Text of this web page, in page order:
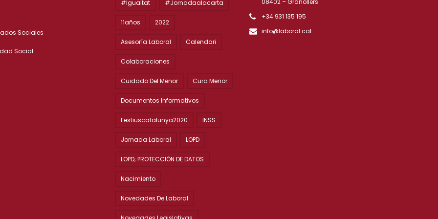
Sociales
Social
#igualtat #jornadaalacarta
11años 2022
Asesoría Laboral Calendari
Colaboraciones
Cuidado Del Menor Cura Menor
Documentos Informativos
Festiuscatalunya2020 INSS
Jornada Laboral LOPD
LOPD; PROTECCIÓN DE DATOS
Nacimiento
Novedades De Laboral
08402 – Granollers
+34 931 135 195
info@laboral.cat